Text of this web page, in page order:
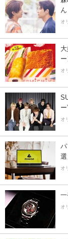
ん
オ
オ
ー
オ
選
オ
オ